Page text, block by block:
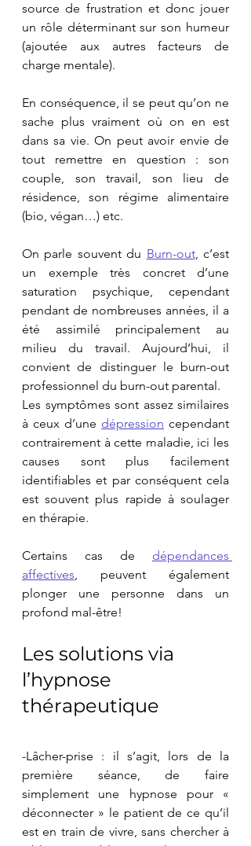
source de frustration et donc jouer
un rôle déterminant sur son humeur
(ajoutée aux autres facteurs de
charge mentale).
En conséquence, il se peut qu’on ne
sache plus vraiment où on en est
dans sa vie. On peut avoir envie de
tout remettre en question : son
couple, son travail, son lieu de
résidence, son régime alimentaire
(bio, végan…) etc.
On parle souvent du Burn-out, c’est
un exemple très concret d’une
saturation psychique, cependant
pendant de nombreuses années, il a
été assimilé principalement au
milieu du travail. Aujourd’hui, il
convient de distinguer le burn-out
professionnel du burn-out parental.
Les symptômes sont assez similaires
à ceux d’une dépression cependant
contrairement à cette maladie, ici les
causes sont plus facilement
identifiables et par conséquent cela
est souvent plus rapide à soulager
en thérapie.
Certains cas de dépendances
affectives, peuvent également
plonger une personne dans un
profond mal-être!
Les solutions via
l’hypnose
thérapeutique
-Lâcher-prise : il s’agit, lors de la
première séance, de faire
simplement une hypnose pour «
déconnecter » le patient de ce qu’il
est en train de vivre, sans chercher à